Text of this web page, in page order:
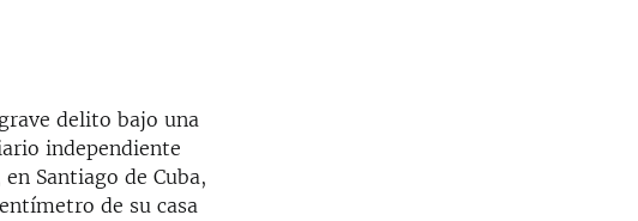
delito bajo una
independiente
Santiago de Cuba,
de su casa